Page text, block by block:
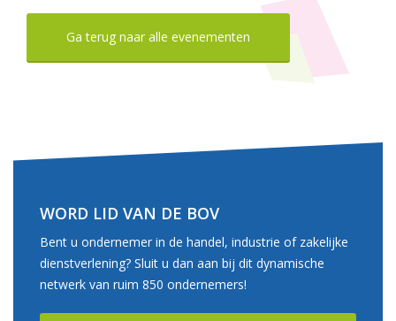
Ga terug naar alle evenementen
WORD LID VAN DE BOV
Bent u ondernemer in de handel, industrie of zakelijke
dienstverlening? Sluit u dan aan bij dit dynamische
netwerk van ruim 850 ondernemers!